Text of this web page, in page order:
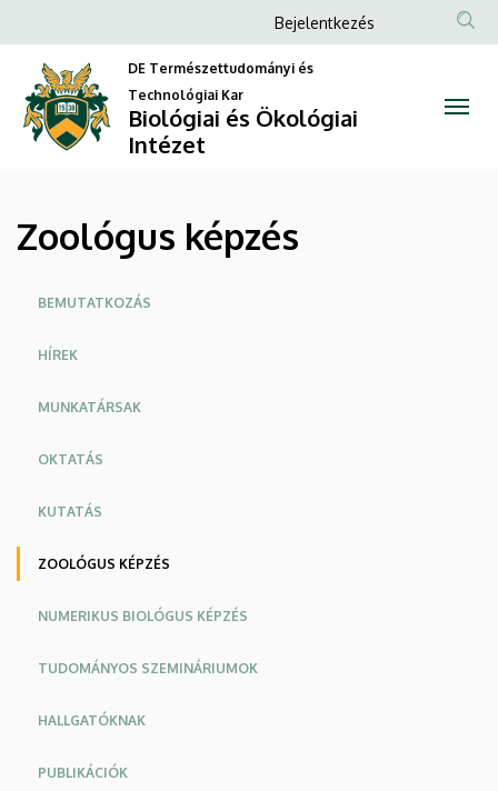
képzés
Biológiai
Ökológiai
Intézet
a
tartalomra
Anonim
Felhasználói
fiók
menüje
Bejelentkezés
DE Természettudományi és
Technológiai Kar
Biológiai és Ökológiai
Intézet
Zoológus képzés
Oldalmenü
BEMUTATKOZÁS
HÍREK
MUNKATÁRSAK
OKTATÁS
KUTATÁS
ZOOLÓGUS KÉPZÉS
NUMERIKUS BIOLÓGUS KÉPZÉS
TUDOMÁNYOS SZEMINÁRIUMOK
HALLGATÓKNAK
PUBLIKÁCIÓK